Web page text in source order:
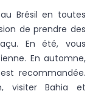
Brésil en toutes
de prendre des
En été, vous
En automne,
recommandée.
visiter Bahia et